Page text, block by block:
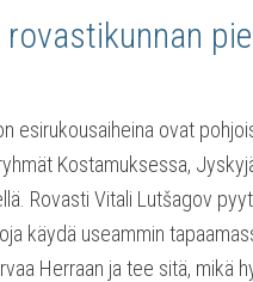
esirukousaiheina ovat
Kostamuksessa,
Rovasti Vitali Lutšagov
käydä useammin
Herraan ja tee sitä, mikä